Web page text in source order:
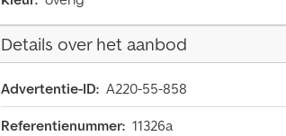
Details over het aanbod
Advertentie-ID: A220-55-858
Referentienummer: 11326a